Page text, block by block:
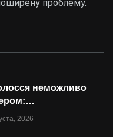
неможливо
2026
проблему.